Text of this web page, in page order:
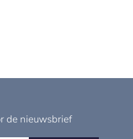
de nieuwsbrief